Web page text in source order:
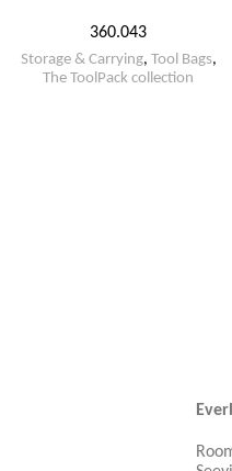
360.043
Storage & Carrying, Tool Bags,
The ToolPack collection